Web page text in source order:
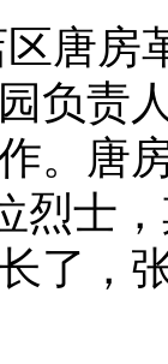
唐房
负责
。唐
烈士
了，